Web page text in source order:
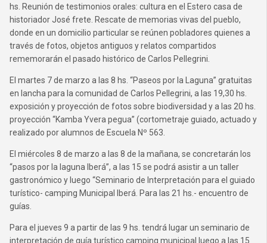
hs. Reunión de testimonios orales: cultura en el Estero casa de
historiador José frete. Rescate de memorias vivas del pueblo,
donde en un domicilio particular se reúnen pobladores quienes a
través de fotos, objetos antiguos y relatos compartidos
rememorarán el pasado histórico de Carlos Pellegrini.
El martes 7 de marzo a las 8 hs. “Paseos por la Laguna” gratuitas
en lancha para la comunidad de Carlos Pellegrini, a las 19,30 hs.
exposición y proyección de fotos sobre biodiversidad y a las 20 hs.
proyección “Kamba Yvera pegua” (cortometraje guiado, actuado y
realizado por alumnos de Escuela Nº 563.
El miércoles 8 de marzo a las 8 de la mañana, se concretarán los
“pasos por la laguna Iberá”, a las 15 se podrá asistir a un taller
gastronómico y luego “Seminario de Interpretación para el guiado
turístico- camping Municipal Iberá. Para las 21 hs.- encuentro de
guías.
Para el jueves 9 a partir de las 9 hs. tendrá lugar un seminario de
interpretación de guía turístico camping municipal luego a las 15